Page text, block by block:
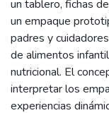
un tablero, fichas
un empaque
padres y
de alimentos
nutricional. El
interpretar los
experiencias